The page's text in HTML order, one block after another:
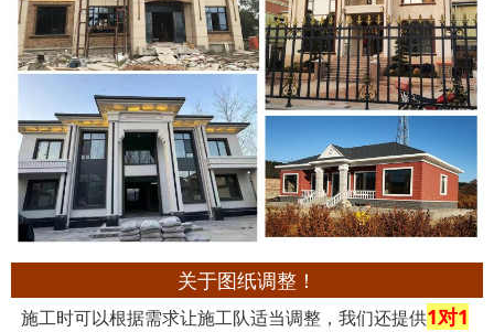
关于图纸调整！
施工时可以根据需求让施工队适当调整，我们还提供1对1